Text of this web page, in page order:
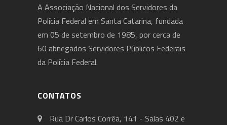
A Associação Nacional dos Servidores da
Polícia Federal em Santa Catarina, fundada
em 05 de setembro de 1985, por cerca de
60 abnegados Servidores Públicos Federais
da Polícia Federal.
CONTATOS
Rua Dr Carlos Corrêa, 141 - Salas 402 e